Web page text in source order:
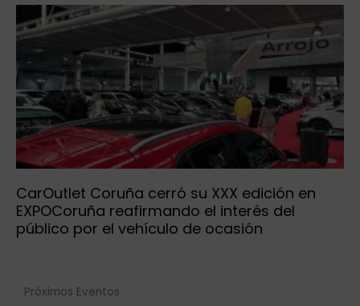
CarOutlet Coruña cerró su XXX edición en
EXPOCoruña reafirmando el interés del
público por el vehículo de ocasión
Próximos Eventos